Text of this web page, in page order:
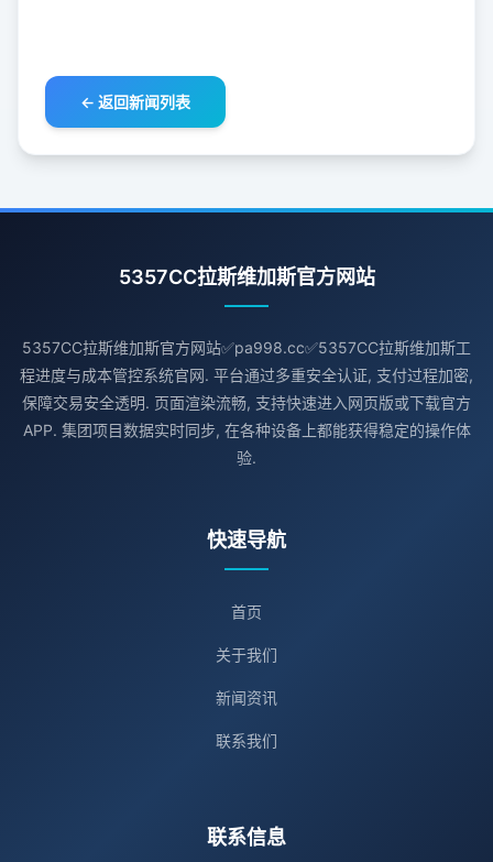
← 返回新闻列表
5357CC拉斯维加斯官方网站
5357CC拉斯维加斯官方网站✅pa998.cc✅5357CC拉斯维加斯工
程进度与成本管控系统官网. 平台通过多重安全认证, 支付过程加密,
保障交易安全透明. 页面渲染流畅, 支持快速进入网页版或下载官方
APP. 集团项目数据实时同步, 在各种设备上都能获得稳定的操作体
验.
快速导航
首页
关于我们
新闻资讯
联系我们
联系信息